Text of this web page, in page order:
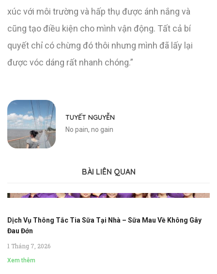
xúc với môi trường và hấp thụ được ánh nắng và
cũng tạo điều kiện cho mình vận động. Tất cả bí
quyết chỉ có chừng đó thôi nhưng mình đã lấy lại
được vóc dáng rất nhanh chóng.”
TUYẾT NGUYỄN
No pain, no gain
BÀI LIÊN QUAN
Dịch Vụ Thông Tắc Tia Sữa Tại Nhà – Sữa Mau Về Không Gây
Đau Đớn
1 Tháng 7, 2026
Xem thêm